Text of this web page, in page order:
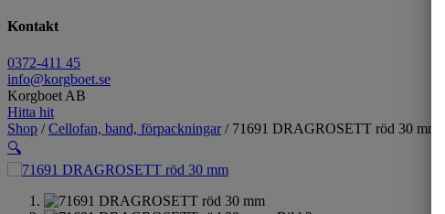
Kontakt
0372-411 45
info@korgboet.se
Korgboet AB
Hitta hit
Shop /Cellofan, band, förpackningar/ 71691 DRAGROSETT röd 30 mm
🔍